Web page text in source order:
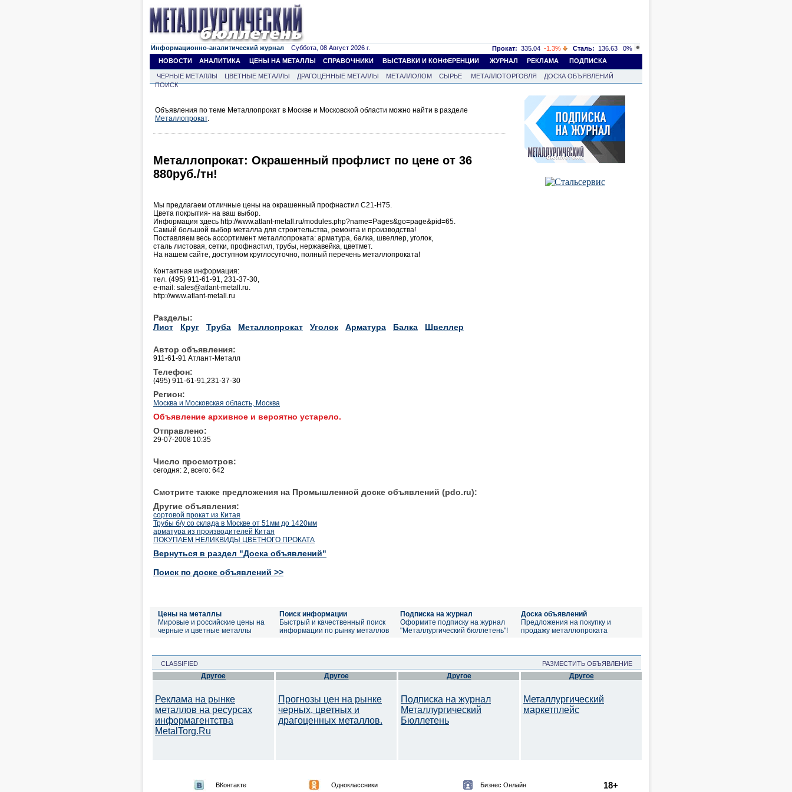
Информационно-аналитический журнал Суббота, 08 Август 2026 г. Прокат: 335.04 -1.3% Сталь: 136.63
0%
НОВОСТИ
АНАЛИТИКА ЦЕНЫ НА МЕТАЛЛЫ СПРАВОЧНИКИ ВЫСТАВКИ И КОНФЕРЕНЦИИ ЖУРНАЛ РЕКЛАМА ПОДПИСКА
ЧЕРНЫЕ МЕТАЛЛЫ ЦВЕТНЫЕ МЕТАЛЛЫ ДРАГОЦЕННЫЕ МЕТАЛЛЫ МЕТАЛЛОЛОМ СЫРЬЕ МЕТАЛЛОТОРГОВЛЯ
ДОСКА ОБЪЯВЛЕНИЙ
ПОИСК
Объявления по теме Металлопрокат в Москве и Московской области можно найти в разделе
Металлопрокат.
Металлопрокат: Окрашенный профлист по цене от 36
880руб./тн!
Мы предлагаем отличные цены на окрашенный профнастил С21-Н75.
Цвета покрытия- на ваш выбор.
Информация здесь http://www.atlant-metall.ru/modules.php?name=Pages&go=page&pid=65.
Самый большой выбор металла для строительства, ремонта и производства!
Поставляем весь ассортимент металлопроката: арматура, балка, швеллер, уголок,
сталь листовая, сетки, профнастил, трубы, нержавейка, цветмет.
На нашем сайте, доступном круглосуточно, полный перечень металлопроката!
Контактная информация:
тел. (495) 911-61-91, 231-37-30,
e-mail: sales@atlant-metall.ru.
http://www.atlant-metall.ru
Разделы:
Лист
Круг Труба Металлопрокат Уголок Арматура Балка Швеллер
Автор объявления:
911-61-91 Атлант-Металл
Телефон:
(495) 911-61-91,231-37-30
Регион:
Москва и Московская область, Москва
Объявление архивное и вероятно устарело.
Отправлено:
29-07-2008 10:35
Число просмотров:
сегодня: 2, всего: 642
Смотрите также предложения на Промышленной доске объявлений (pdo.ru):
Другие объявления:
сортовой прокат из Китая
Трубы б/у со склада в Москве от 51мм до 1420мм
арматура из производителей Китая
ПОКУПАЕМ НЕЛИКВИДЫ ЦВЕТНОГО ПРОКАТА
Вернуться в раздел "Доска объявлений"
Поиск по доске объявлений >>
Цены на металлы
Мировые и российские цены на
черные и цветные металлы
Поиск информации
Быстрый и качественный поиск
информации по рынку металлов
Подписка на журнал
Оформите подписку на журнал
"Металлургический бюллетень"!
Доска объявлений
Предложения на покупку и
продажу металлопроката
CLASSIFIED РАЗМЕСТИТЬ ОБЪЯВЛЕНИЕ
Другое
Реклама на рынке
металлов на ресурсах
информагентства
MetalTorg.Ru
Другое
Прогнозы цен на рынке
черных, цветных и
драгоценных металлов.
Другое
Подписка на журнал
Металлургический
Бюллетень
Другое
Металлургический
маркетплейс
ВКонтакте Одноклассники Бизнес Онлайн 18+